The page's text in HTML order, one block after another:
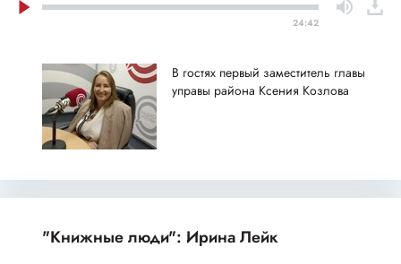
24:42
В гостях первый заместитель главы
управы района Ксения Козлова
"Книжные люди": Ирина Лейк